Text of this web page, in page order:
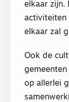
elkaar zijn.
activiteiten
elkaar zal
Ook de
op allerlei